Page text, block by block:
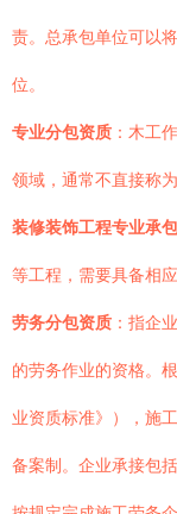
责。总承包单位可以
位。
专业分包资质 ：木工
领域，通常不直接称
装修装饰工程专业承
等工程，需要具备相
劳务分包资质 ：指企
的劳务作业的资格。
业资质标准》），施
备案制。企业承接包